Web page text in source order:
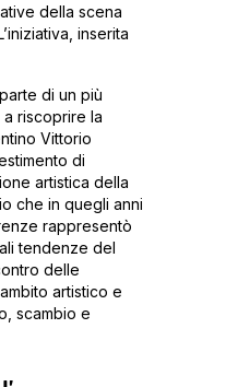
della scena
inserita
di un più
riscoprire la
Vittorio
di
artistica della
che in quegli anni
rappresentò
tendenze del
delle
artistico e
scambio e